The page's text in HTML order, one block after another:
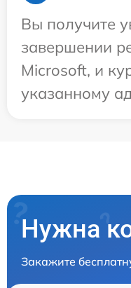
Вы получите
завершении
Microsoft, и
указанному
Нужна
Закажите